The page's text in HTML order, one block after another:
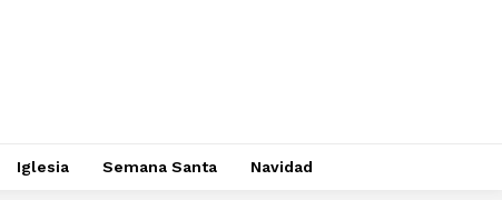
Iglesia Semana Santa Navidad